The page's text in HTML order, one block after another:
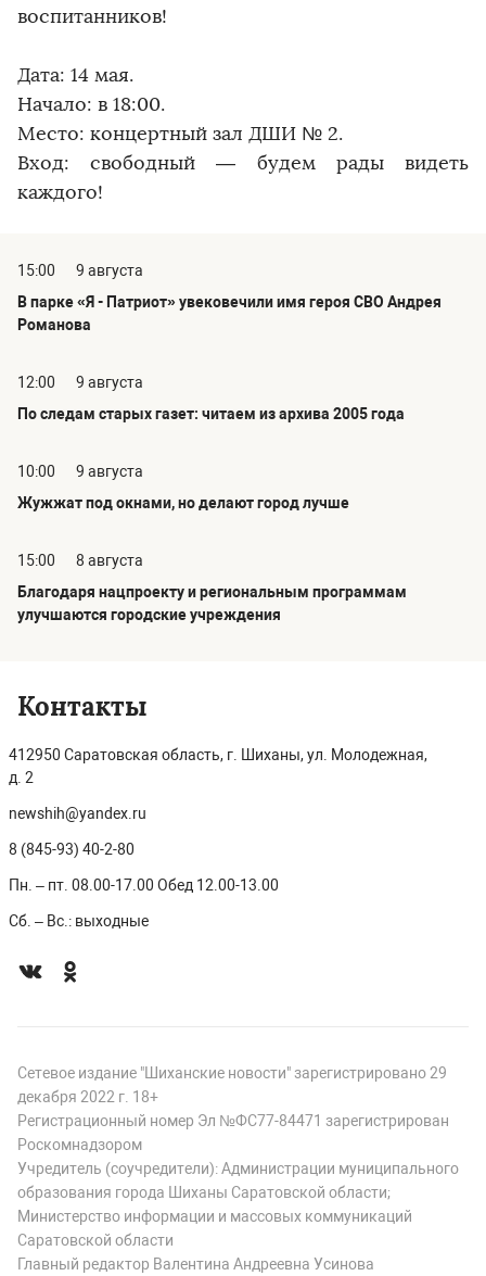
воспитанников!
Дата: 14 мая.
Начало: в 18:00.
Место: концертный зал ДШИ № 2.
Вход: свободный — будем рады видеть
каждого!
15:00
9 августа
В парке «Я - Патриот» увековечили имя героя СВО Андрея
Романова
12:00
9 августа
По следам старых газет: читаем из архива 2005 года
10:00
9 августа
Жужжат под окнами, но делают город лучше
15:00
8 августа
Благодаря нацпроекту и региональным программам
улучшаются городские учреждения
Контакты
412950 Саратовская область, г. Шиханы, ул. Молодежная,
д. 2
newshih@yandex.ru
8 (845-93) 40-2-80
Пн. – пт. 08.00-17.00 Обед 12.00-13.00
Сб. – Вс.: выходные
Сетевое издание "Шиханские новости" зарегистрировано 29
декабря 2022 г. 18+
Регистрационный номер Эл №ФС77-84471 зарегистрирован
Роскомнадзором
Учредитель (соучредители): Администрации муниципального
образования города Шиханы Саратовской области;
Министерство информации и массовых коммуникаций
Саратовской области
Главный редактор Валентина Андреевна Усинова